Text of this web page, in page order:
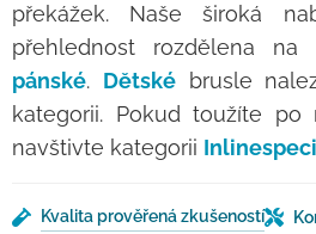
překážek. Naše široká
přehlednost rozdělena na
pánské. Dětskébrusle
kategorii. Pokud toužíte po
navštivte kategorii
Kvalita prověřená zkušeností